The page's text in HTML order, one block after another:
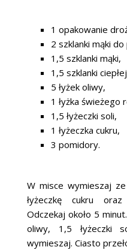
1 opakowanie
2 szklanki mąki do
1,5 szklanki mąki,
1,5 szklanki
5 łyżek oliwy,
1 łyżka świeżego
1,5 łyżeczki soli,
1 łyżeczka cukru,
3 pomidory.
W misce wymieszaj
łyżeczkę cukru
Odczekaj około 5
oliwy, 1,5 łyżeczki
wymieszaj. Ciasto